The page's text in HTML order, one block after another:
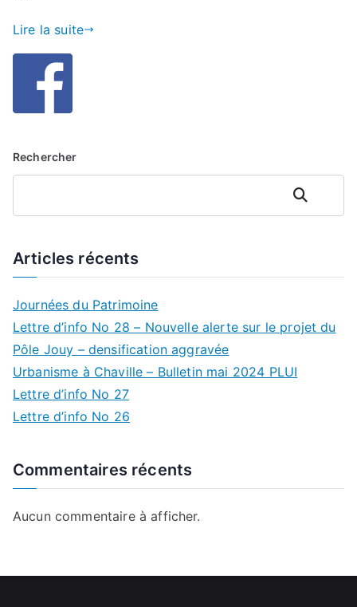
Lire la suite
Rechercher
Rechercher
Articles récents
Journées du Patrimoine
Lettre d’info No 28 – Nouvelle alerte sur le projet du
Pôle Jouy – densification aggravée
Urbanisme à Chaville – Bulletin mai 2024 PLUI
Lettre d’info No 27
Lettre d’info No 26
Commentaires récents
Aucun commentaire à afficher.